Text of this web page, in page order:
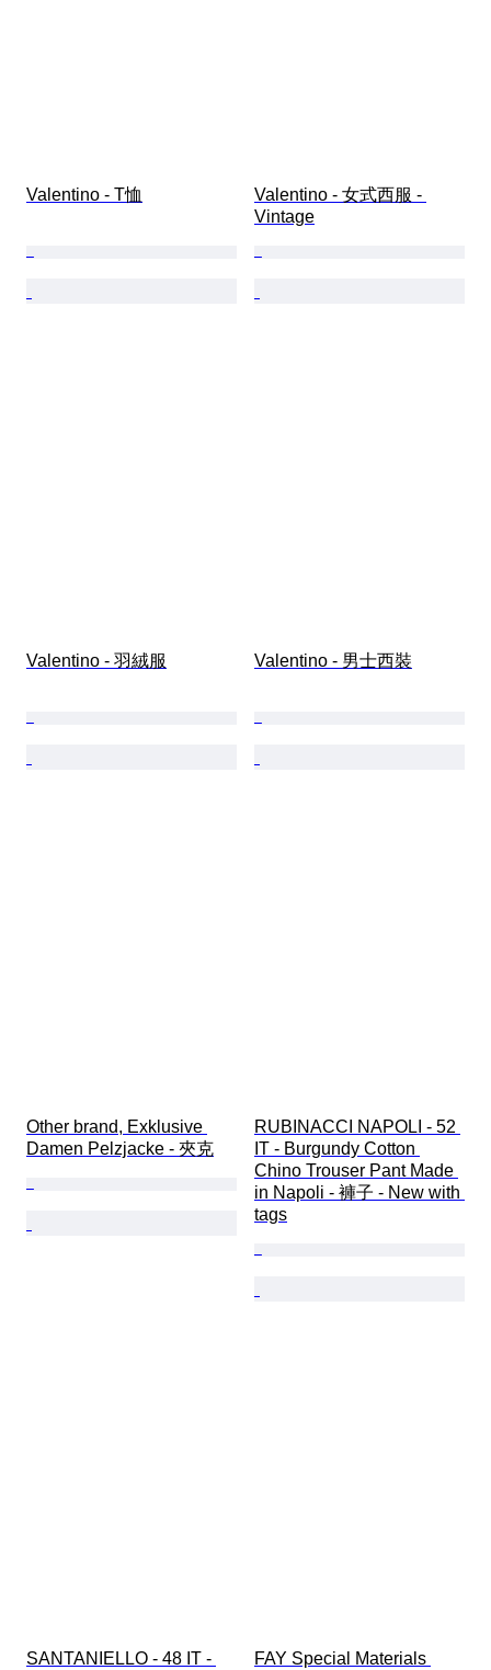
Valentino - T恤
Valentino - 女式西服 -
Vintage
Valentino - 羽絨服 Valentino - 男士西裝
Other brand, Exklusive
Damen Pelzjacke - 夾克
RUBINACCI NAPOLI - 52
IT - Burgundy Cotton
Chino Trouser Pant Made
in Napoli - 褲子 - New with
tags
SANTANIELLO - 48 IT -
FAY Special Materials